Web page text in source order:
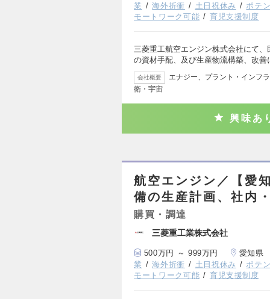
業
海外折衝 土日祝休み
ポテ
モートワーク可能
育児支援制度
三菱重工航空エンジン株式会社にて
の資材手配、及び生産物流構築、改
会社概要
エナジー、プラント・インフ
衛・宇宙
興味あ
航空エンジン／【愛
備の生産計画、社内
購買・調達
三菱重工業株式会社
500万円 ～ 999万円
愛知県
業
海外折衝 土日祝休み
ポテ
モートワーク可能
育児支援制度